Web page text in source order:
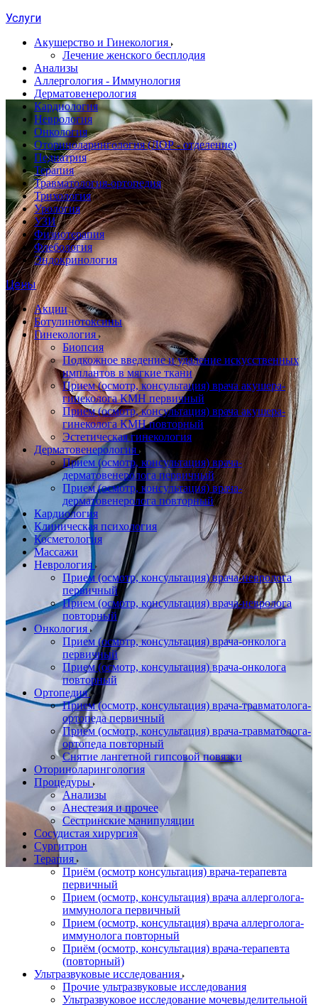
Услуги
Акушерство и Гинекология
Лечение женского бесплодия
Анализы
Аллергология - Иммунология
Дерматовенерология
Кардиология
Неврология
Онкология
Оториноларингология (ЛОР - отделение)
Педиатрия
Терапия
Травматология-ортопедия
Трихология
Урология
УЗИ
Физиотерапия
Флебология
Эндокринология
Цены
Акции
Ботулинотоксины
Гинекология
Биопсия
Подкожное введение и удаление искусственных
имплантов в мягкие ткани
Прием (осмотр, консультация) врача акушера-
гинеколога КМН первичный
Прием (осмотр, консультация) врача акушера-
гинеколога КМН повторный
Эстетическая гинекология
Дерматовенерология
Прием (осмотр, консультация) врача-
дерматовенеролога первичный
Прием (осмотр, консультация) врача-
дерматовенеролога повторный
Кардиология
Клиническая психология
Косметология
Массажи
Неврология
Прием (осмотр, консультация) врача-невролога
первичный
Прием (осмотр, консультация) врача-невролога
повторный
Онкология
Прием (осмотр, консультация) врача-онколога
первичный
Прием (осмотр, консультация) врача-онколога
повторный
Ортопедия
Прием (осмотр, консультация) врача-травматолога-
ортопеда первичный
Прием (осмотр, консультация) врача-травматолога-
ортопеда повторный
Снятие лангетной гипсовой повязки
Оториноларингология
Процедуры
Анализы
Анестезия и прочее
Сестринские манипуляции
Сосудистая хирургия
Сургитрон
Терапия
Приём (осмотр консультация) врача-терапевта
первичный
Прием (осмотр, консультация) врача аллерголога-
иммунолога первичный
Прием (осмотр, консультация) врача аллерголога-
иммунолога повторный
Приём (осмотр, консультация) врача-терапевта
(повторный)
Ультразвуковые исследования
Прочие ультразвуковые исследования
Ультразвуковое исследование мочевыделительной